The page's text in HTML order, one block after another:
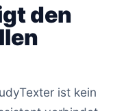
den
ist kein